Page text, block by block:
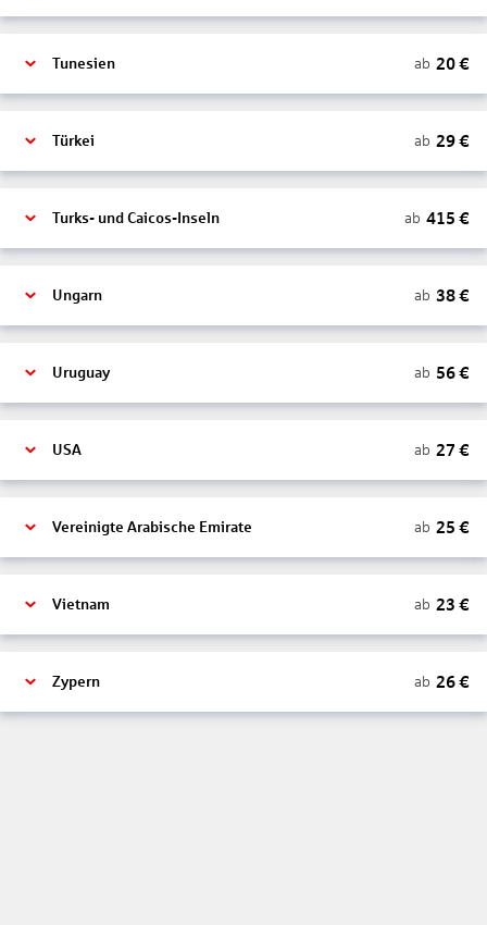
Tunesien ab 20€
Türkei ab 29€
Turks- und Caicos-Inseln ab 415 €
Ungarn ab 38€
Uruguay ab 56€
USA ab 27 €
Vereinigte Arabische Emirate ab 25 €
Vietnam ab 23 €
Zypern ab 26€